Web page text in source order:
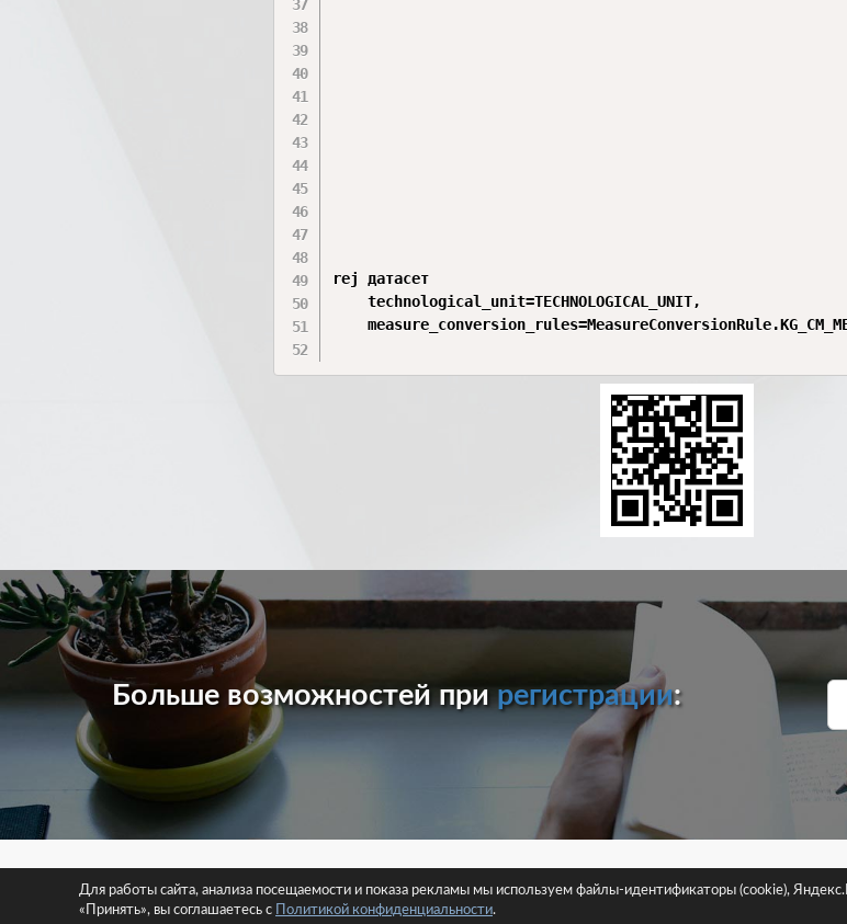
rej датасет
    technological_unit=TECHNOLOGICAL_UNIT,
Больше возможностей прирегистрации:
Для работы сайта, анализа посещаемости и показа рекламы мы используем файлы-идентификаторы (cookie),
«Принять», вы соглашаетесь с
Политикой конфиденциальности.